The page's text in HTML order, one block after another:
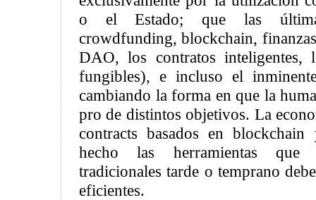
o el Estado; que las
crowdfunding, blockchain,
DAO, los contratos inteligentes,
fungibles), e incluso el
cambiando la forma en que la
pro de distintos objetivos. La
contracts basados en
hecho las herramientas que
tradicionales tarde o temprano
eficientes.